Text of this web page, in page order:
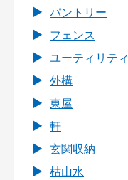
パントリー
フェンス
ユーティリティ
外構
東屋
軒
玄関収納
枯山水